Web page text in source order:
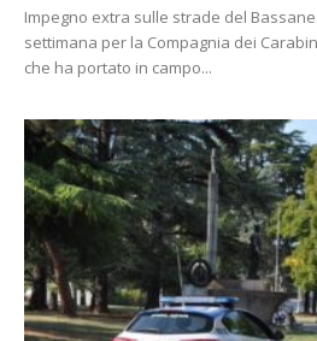
Impegno extra sulle strade del
settimana per la Compagnia dei
che ha portato in campo...